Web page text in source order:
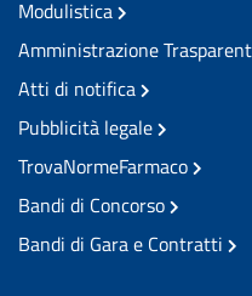
Modulistica
Amministrazione
Atti di notifica
Pubblicità legale
TrovaNormeFarmaco
Bandi di Concorso
Bandi di Gara e Contratti